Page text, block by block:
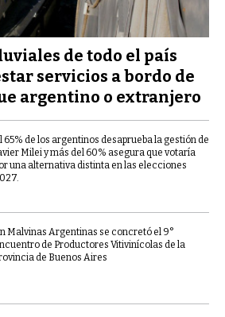
de todo el país
servicios a bordo de
argentino o extranjero
65% de los argentinos desaprueba la gestión de
Milei y más del 60% asegura que votaría
una alternativa distinta en las elecciones
Malvinas Argentinas se concretó el 9°
de Productores Vitivinícolas de la
de Buenos Aires